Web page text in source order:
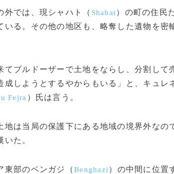
では、現シャハト（ Shahat）の町の住民
る。その他の地区も、略奪した遺物を密
てブルドーザーで土地をならし、分割して
成しようとするやからもいる」と、キュレ
Fejra ）氏は言う。
は当局の保護下にある地域の境界外なの
た。
部のベンガジ（Benghazi ）の中間に位置